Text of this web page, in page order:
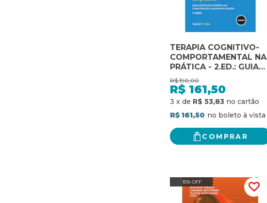
TERAPIA COGNITIVO-
COMPORTAMENTAL NA
PRÁTICA - 2.ED.: GUIA
COMPLETO PARA
TRABALHAR COM
COMPORTAMENTOS,
PENSAMENTOS E
EMOÇÕES
R$ 190,00
R$ 161,50
3 x de R$ 53,83
R$ 161,50
COMPRAR
15% OFF